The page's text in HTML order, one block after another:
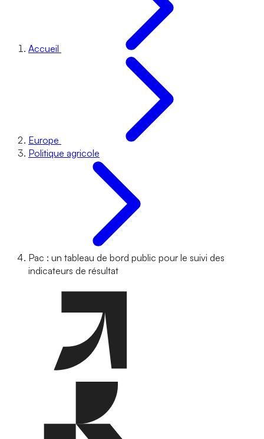
Accueil
Europe
Politique agricole
Pac : un tableau de bord public pour le suivi des
indicateurs de résultat